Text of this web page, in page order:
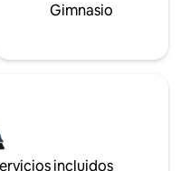
Gimnasio
incluidos